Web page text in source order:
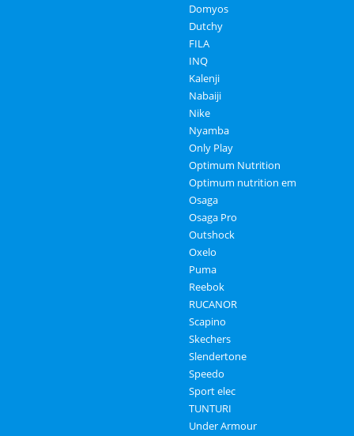
Domyos
Dutchy
FILA
INQ
Kalenji
Nabaiji
Nike
Nyamba
Only Play
Optimum Nutrition
Optimum nutrition em
Osaga
Osaga Pro
Outshock
Oxelo
Puma
Reebok
RUCANOR
Scapino
Skechers
Slendertone
Speedo
Sport elec
TUNTURI
Under Armour